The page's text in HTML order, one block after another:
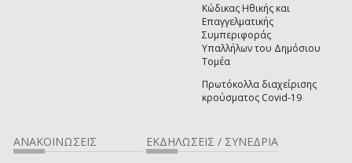
Κώδικας Ηθικής και
Επαγγελματικής
Συμπεριφοράς
Υπαλλήλων του Δημόσιου
Τομέα
Πρωτόκολλα διαχείρισης
κρούσματος Covid-19
ΑΝΑΚΟΙΝΩΣΕΙΣ ΕΚΔΗΛΩΣΕΙΣ / ΣΥΝΕΔΡΙΑ